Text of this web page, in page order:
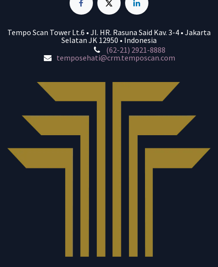
Tempo Scan Tower Lt.6 • Jl. HR. Rasuna Said Kav. 3-4 • Jakarta
Selatan JK 12950 • Indonesia
(62-21) 2921-8888
temposehati@crm.temposcan.com